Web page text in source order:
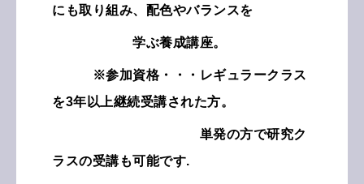
にも取り組み、配色やバランスを
学ぶ養成講座。
※参加資格・・・レギュラークラス
を3年以上継続受講された方。
単発の方で研究ク
ラスの受講も可能です.